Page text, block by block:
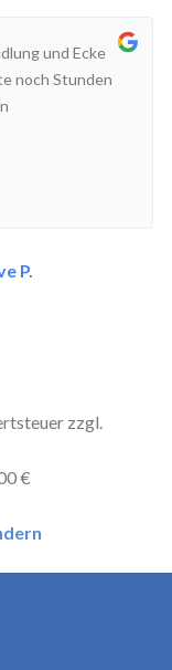
und Ecke
noch Stunden
P.
zzgl.
€